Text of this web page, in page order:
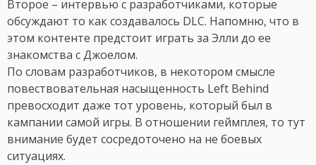
Второе – интервью с разработчиками, которые
обсуждают то как создавалось DLC. Напомню, что в
этом контенте предстоит играть за Элли до ее
знакомства с Джоелом.
По словам разработчиков, в некотором смысле
повествовательная насыщенность Left Behind
превосходит даже тот уровень, который был в
кампании самой игры. В отношении геймплея, то тут
внимание будет сосредоточено на не боевых
ситуациях.